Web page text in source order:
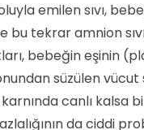
emilen sıvı,
tekrar amnion
bebeğin eşinin
süzülen vücut
canlı kalsa
da ciddi